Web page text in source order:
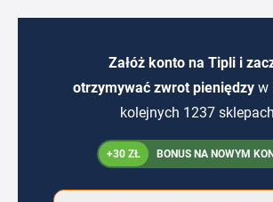
Załóż konto na Tipli i
otrzymywać zwrot pieniędzy w
kolejnych 1237
+30 ZŁ BONUS NA NOWYM